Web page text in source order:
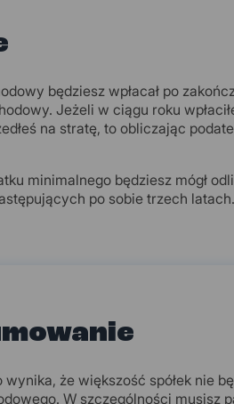
będziesz wpłacał po
Jeżeli w ciągu roku
na stratę, to obliczając
minimalnego będziesz mógł
po sobie trzech latach.
wynika, że większość spółek nie
W szczególności musisz